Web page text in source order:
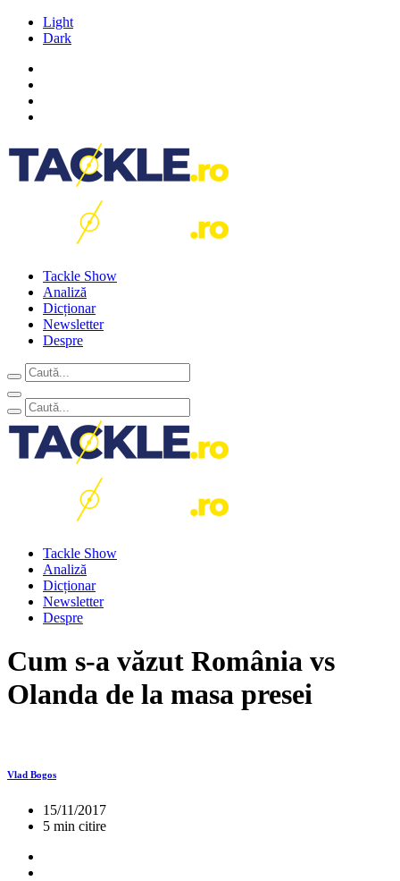
Light
Dark
Tackle Show
Analiză
Dicționar
Newsletter
Despre
Tackle Show
Analiză
Dicționar
Newsletter
Despre
Cum s-a văzut România vs
Olanda de la masa presei
Vlad Bogos
15/11/2017
5 min citire